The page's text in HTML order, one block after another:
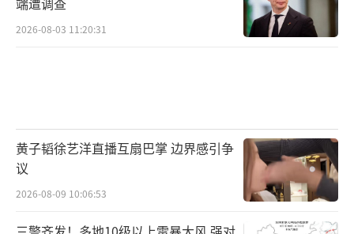
2026-08-03 11:20:31
黄子韬徐艺洋直播互扇巴掌 边界感引争
议
2026-08-09 10:06:53